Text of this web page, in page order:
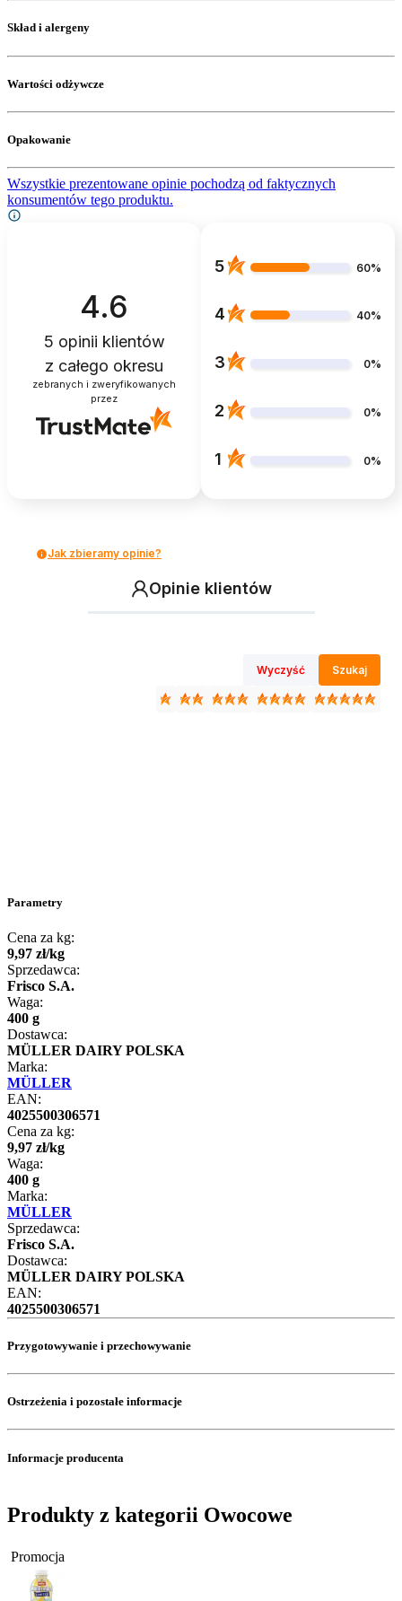
Skład i alergeny
Wartości odżywcze
Opakowanie
Wszystkie prezentowane opinie pochodzą od faktycznych
konsumentów tego produktu.
4.6
5 opinii klientów
z całego okresu
zebranych i zweryfikowanych
przez
5 60%
4 40%
3 0%
2 0%
1 0%
Jak zbieramy opinie?
Opinie klientów
Wyczyść Szukaj
Parametry
Cena za kg:
9,97 zł/kg
Sprzedawca:
Frisco S.A.
Waga:
400 g
Dostawca:
MÜLLER DAIRY POLSKA
Marka:
MÜLLER
EAN:
4025500306571
Cena za kg:
9,97 zł/kg
Waga:
400 g
Marka:
MÜLLER
Sprzedawca:
Frisco S.A.
Dostawca:
MÜLLER DAIRY POLSKA
EAN:
4025500306571
Przygotowywanie i przechowywanie
Ostrzeżenia i pozostałe informacje
Informacje producenta
Produkty z kategorii Owocowe
Promocja